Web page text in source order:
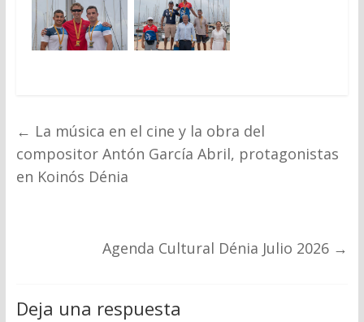
← La música en el cine y la obra del
compositor Antón García Abril, protagonistas
en Koinós Dénia
Agenda Cultural Dénia Julio 2026 →
Deja una respuesta